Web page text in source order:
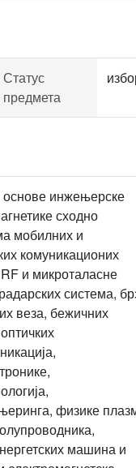
Статус
предмета
инжењерске
сходно
мобилних и
комуникационих
и микроталасне
система,
веза, бежичних
физике
машина и